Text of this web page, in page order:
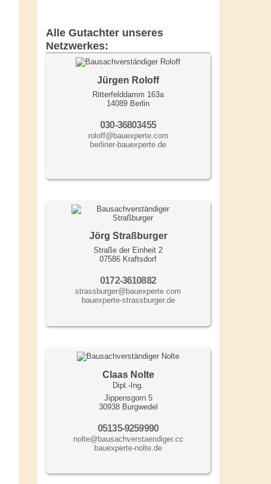
Alle Gutachter unseres
Netzwerkes:
Jürgen Roloff
Ritterfelddamm 163a
14089 Berlin
030-36803455
roloff@bauexperte.com
berliner-bauexperte.de
Jörg Straßburger
Straße der Einheit 2
07586 Kraftsdorf
0172-3610882
strassburger@bauexperte.com
bauexperte-strassburger.de
Claas Nolte
Dipl.-Ing.
Jippensgorn 5
30938 Burgwedel
05135-9259990
nolte@bausachverstaendiger.cc
bauexperte-nolte.de